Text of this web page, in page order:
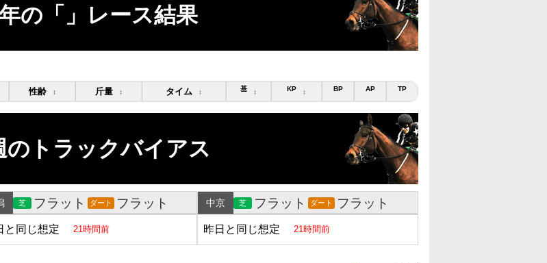
の「」レース結果
性齢 ↕ 斤量 ↕ タイム ↕ 基 ↕ KP ↕ BP AP TP
のトラックバイアス
芝 フラット ダート フラット
と同じ想定 21時間前
中京 芝 フラット ダート フラット
昨日と同じ想定 21時間前